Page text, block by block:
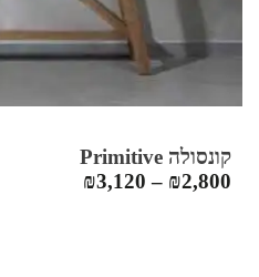
קונסולה Primitive
₪2,800
–
₪3,120